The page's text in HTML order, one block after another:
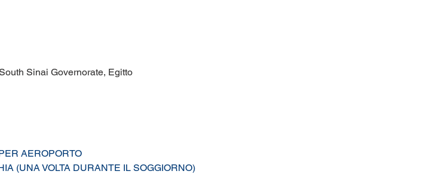
Sinai Governorate, Egitto
AEROPORTO
(UNA VOLTA DURANTE IL SOGGIORNO)